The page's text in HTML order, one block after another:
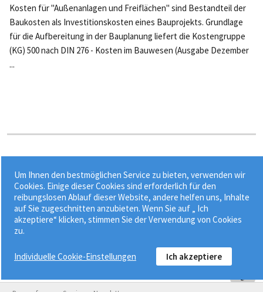
Kosten für "Außenanlagen und Freiflächen" sind Bestandteil der
Baukosten als Investitionskosten eines Bauprojekts. Grundlage
für die Aufbereitung in der Bauplanung liefert die Kostengruppe
(KG) 500 nach DIN 276 - Kosten im Bauwesen (Ausgabe Dezember
...
Stichworte:
Arbeitsfugenband•Betonarbeiten•Betonbau•
Bitumendickbeschichtung •Dehnfugenband
Um Ihnen den bestmöglichen Service zu bieten, verwenden wir
Cookies. Einige dieser Cookies sind erforderlich für den
reibungslosen Ablauf dieser Website, andere helfen uns, Inhalte
auf Sie zugeschnitten anzubieten. Wenn Sie auf „ Ich
akzeptiere“ klicken, stimmen Sie der Verwendung von Cookies
zu.
Individuelle Cookie-Einstellungen Ich akzeptiere